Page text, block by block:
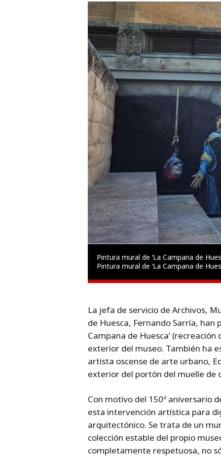
Pintura mural de ‘La Campana de
Pintura mural de ‘La Campana de
La jefa de servicio de Archivos,
de Huesca, Fernando Sarría,
Campana de Huesca’
exterior del museo. También ha
artista oscense de arte urbano,
exterior del portón del muelle de
Con motivo del 150º aniversario
esta intervención artística para
arquitectónico. Se trata de un
colección estable del propio
completamente respetuosa, no